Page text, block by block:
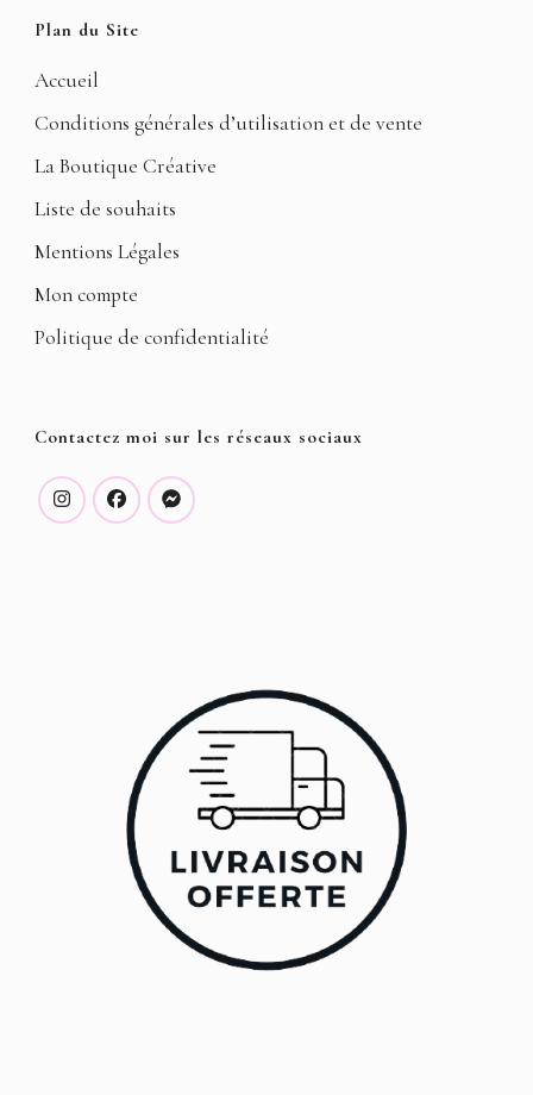
Plan du Site
Accueil
Conditions générales d’utilisation et de vente
La Boutique Créative
Liste de souhaits
Mentions Légales
Mon compte
Politique de confidentialité
Contactez moi sur les réseaux sociaux